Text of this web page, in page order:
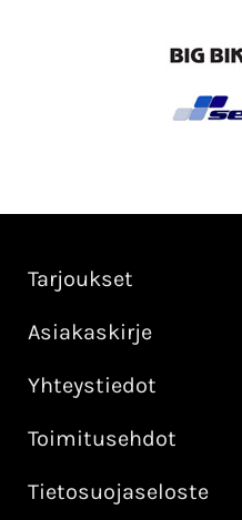
Tarjoukset
Asiakaskirje
Yhteystiedot
Toimitusehdot
Tietosuojaseloste